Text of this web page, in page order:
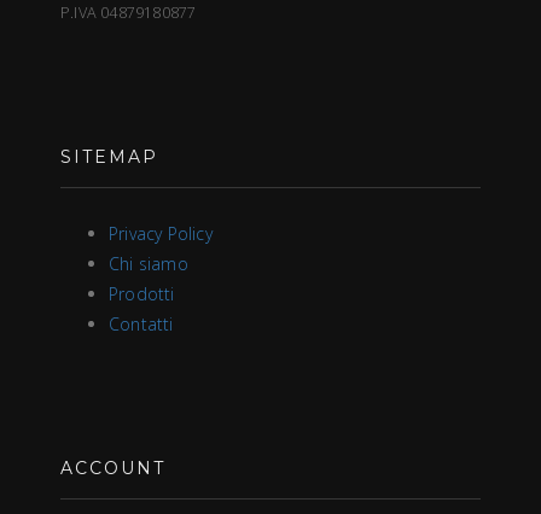
P.IVA 04879180877
SITEMAP
Privacy Policy
Chi siamo
Prodotti
Contatti
ACCOUNT